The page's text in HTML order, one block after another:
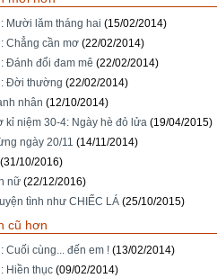
Mười lăm tháng hai (15/02/2014)
Chẳng cần mơ (22/02/2014)
Đánh đổi đam mê (22/02/2014)
Đời thường (22/02/2014)
nhân (12/10/2014)
kỉ niệm 30-4: Ngày hè đỏ lửa (19/04/2015)
ngày 20/11 (14/11/2014)
(31/10/2016)
nữ (22/12/2016)
tình như CHIẾC LÁ (25/10/2015)
cũ hơn
Cuối cùng... đến em ! (13/02/2014)
Hiền thục (09/02/2014)